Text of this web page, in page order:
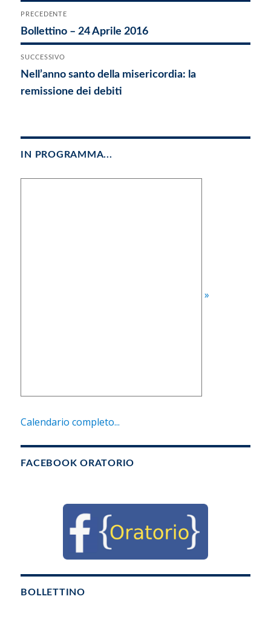
Navigazione
articoli
PRECEDENTE
Articolo
precedente:
Bollettino – 24 Aprile 2016
SUCCESSIVO
Articolo
successivo:
Nell’anno santo della misericordia: la
remissione dei debiti
IN PROGRAMMA...
»
Calendario completo...
FACEBOOK ORATORIO
BOLLETTINO